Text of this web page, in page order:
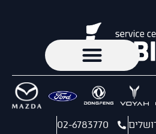
02-6783770